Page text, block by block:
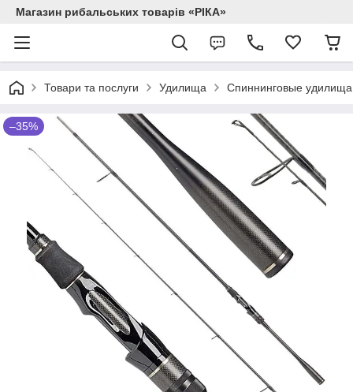
Магазин рибальських товарів «РІКА»
Товари та послуги Удилища Спиннинговые удилища
–35%